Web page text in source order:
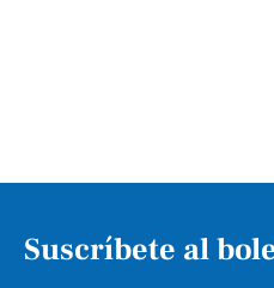
Suscríbete al